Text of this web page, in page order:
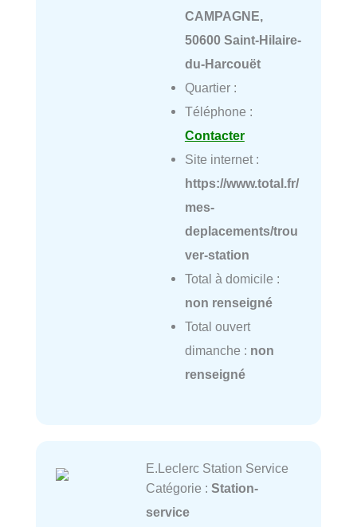
CAMPAGNE,
50600 Saint-Hilaire-
du-Harcouët
Quartier :
Téléphone :
Contacter
Site internet :
https://www.total.fr/
mes-
deplacements/trou
ver-station
Total à domicile :
non renseigné
Total ouvert
dimanche : non
renseigné
E.Leclerc Station Service
Catégorie : Station-
service